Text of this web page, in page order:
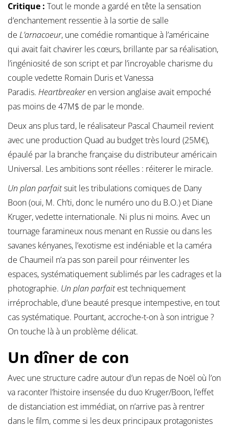
Critique : Tout le monde a gardé en tête la sensation
d’enchantement ressentie à la sortie de salle
de L’arnacoeur, une comédie romantique à l’américaine
qui avait fait chavirer les cœurs, brillante par sa réalisation,
l’ingéniosité de son script et par l’incroyable charisme du
couple vedette Romain Duris et Vanessa
Paradis. Heartbreakeren version anglaise avait empoché
pas moins de 47M$ de par le monde.
Deux ans plus tard, le réalisateur Pascal Chaumeil revient
avec une production Quad au budget très lourd (25M€),
épaulé par la branche française du distributeur américain
Universal. Les ambitions sont réelles : réiterer le miracle.
Un plan parfaitsuit les tribulations comiques de Dany
Boon (oui, M. Ch’ti, donc le numéro uno du B.O.) et Diane
Kruger, vedette internationale. Ni plus ni moins. Avec un
tournage faramineux nous menant en Russie ou dans les
savanes kényanes, l’exotisme est indéniable et la caméra
de Chaumeil n’a pas son pareil pour réinventer les
espaces, systématiquement sublimés par les cadrages et la
photographie. Un plan parfaitest techniquement
irréprochable, d’une beauté presque intempestive, en tout
cas systématique. Pourtant, accroche-t-on à son intrigue ?
On touche là à un problème délicat.
Un dîner de con
Avec une structure cadre autour d’un repas de Noël où l’on
va raconter l’histoire insensée du duo Kruger/Boon, l’effet
de distanciation est immédiat, on n’arrive pas à rentrer
dans le film, comme si les deux principaux protagonistes